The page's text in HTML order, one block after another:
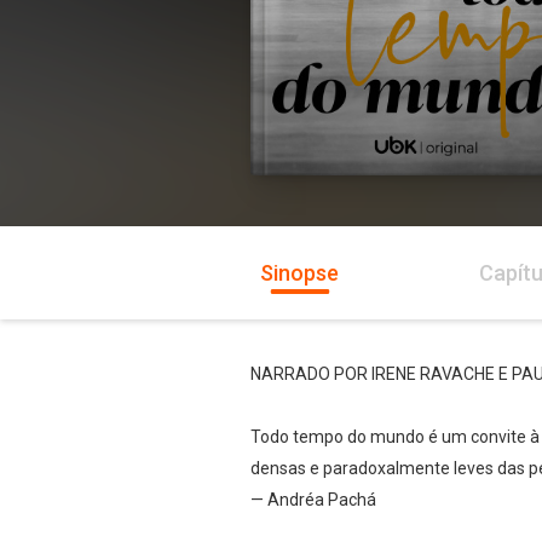
Sinopse
NARRADO POR IRENE RAVACHE E
Todo tempo do mundo é um convite
densas e paradoxalmente leves das
— Andréa Pachá